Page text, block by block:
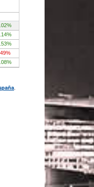
.